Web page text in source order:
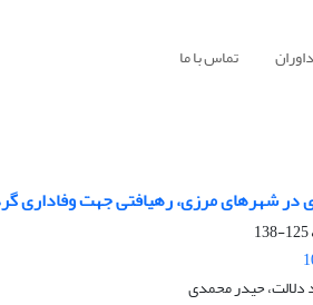
داوران تماس با ما
شهرهای مرزی، رهیافتی جهت وفاداری
125-138
دلالت، حیدر محمدی